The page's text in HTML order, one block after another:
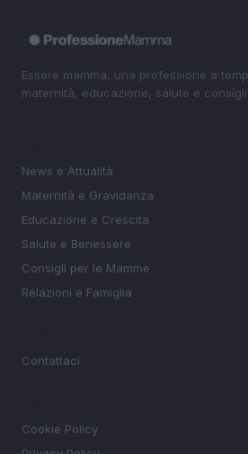
Essere mamma, una professione a
maternità, educazione, salute e
News e Attualità
Maternità e Gravidanza
Educazione e Crescita
Salute e Benessere
Consigli per le Mamme
Relazioni e Famiglia
Contattaci
Cookie Policy